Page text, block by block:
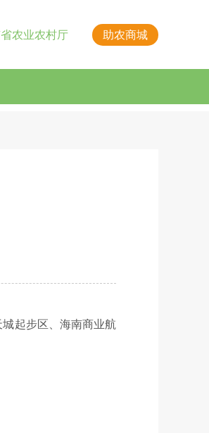
农业农村厅 助农商城
起步区、海南商业航